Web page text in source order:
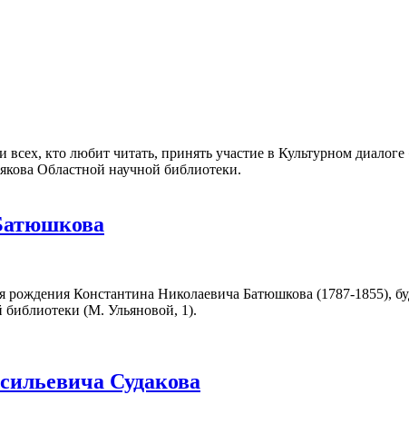
кто любит читать, принять участие в Культурном
Областной научной библиотеки.
Константина Николаевича Батюшкова (1787-1855),
библиотеки (М. Ульяновой, 1).
Судакова